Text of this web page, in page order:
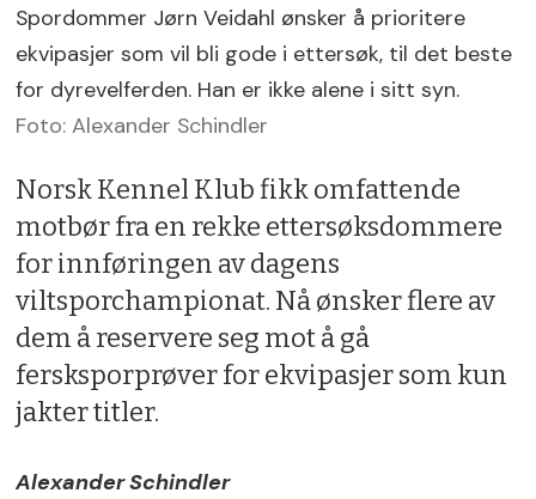
Spordommer Jørn Veidahl ønsker å prioritere
ekvipasjer som vil bli gode i ettersøk, til det beste
for dyrevelferden. Han er ikke alene i sitt syn.
Foto: Alexander Schindler
Norsk Kennel Klub fikk omfattende
motbør fra en rekke ettersøksdommere
for innføringen av dagens
viltsporchampionat. Nå ønsker flere av
dem å reservere seg mot å gå
fersksporprøver for ekvipasjer som kun
jakter titler.
Alexander Schindler